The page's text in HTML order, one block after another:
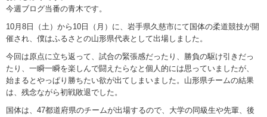
今週ブログ当番の青木です。
10月8日（土）から10日（月）に、岩手県久慈市にて国体の柔道競技が開
催され、僕はふるさとの山形県代表として出場しました。
今回は原点に立ち返って、試合の緊張感だったり、勝負の駆け引きだっ
たり、一瞬一瞬を楽しんで闘えたらなと個人的には思っていましたが、
始まるとやっぱり勝ちたい欲が出てしまいました。山形県チームの結果
は、残念ながら初戦敗退でした。
国体は、47都道府県のチームが出場するので、大学の同級生や先輩、後